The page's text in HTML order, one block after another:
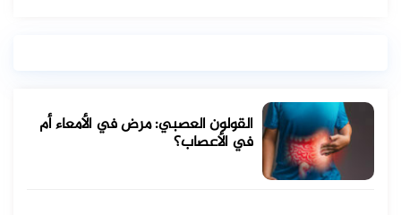
القولون العصبي: مرض في الأمعاء أم
في الأعصاب؟